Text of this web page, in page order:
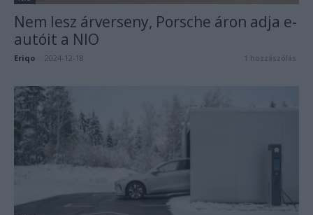
Nem lesz árverseny, Porsche áron adja e-
autóit a NIO
Eriqo 2024-12-18 1 hozzászólás